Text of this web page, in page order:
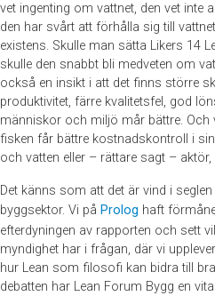
vet ingenting om vattnet, den vet inte
den har svårt att förhålla sig till
existens. Skulle man sätta Likers 14
skulle den snabbt bli medveten om
också en insikt i att det finns större
produktivitet, färre kvalitetsfel, god
människor och miljö mår bättre. Och
fisken får bättre kostnadskontroll i
och vatten eller – rättare sagt –
Det känns som att det är vind i
byggsektor. Vi på Prolog haft
efterdyningen av rapporten och sett
myndighet har i frågan, där vi
hur Lean som filosofi kan bidra till
debatten har Lean Forum Bygg en